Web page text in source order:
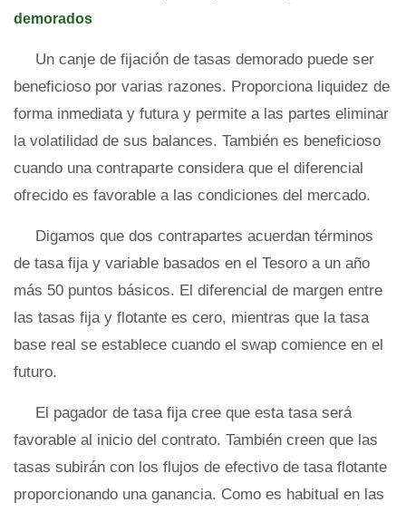
demorados
Un canje de fijación de tasas demorado puede ser
beneficioso por varias razones. Proporciona liquidez de
forma inmediata y futura y permite a las partes eliminar
la volatilidad de sus balances. También es beneficioso
cuando una contraparte considera que el diferencial
ofrecido es favorable a las condiciones del mercado.
Digamos que dos contrapartes acuerdan términos
de tasa fija y variable basados ​​en el Tesoro a un año
más 50 puntos básicos. El diferencial de margen entre
las tasas fija y flotante es cero, mientras que la tasa
base real se establece cuando el swap comience en el
futuro.
El pagador de tasa fija cree que esta tasa será
favorable al inicio del contrato. También creen que las
tasas subirán con los flujos de efectivo de tasa flotante
proporcionando una ganancia. Como es habitual en las